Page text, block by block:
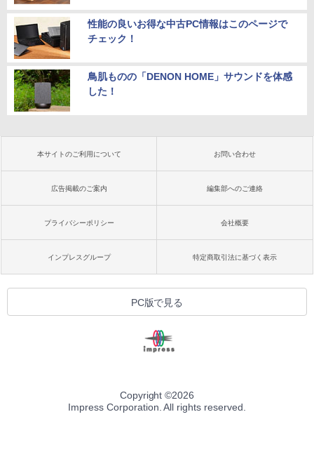
性能の良いお得な中古PC情報はこのページで
チェック！
鳥肌ものの「DENON HOME」サウンドを体感
した！
本サイトのご利用について お問い合わせ
広告掲載のご案内 編集部へのご連絡
プライバシーポリシー 会社概要
インプレスグループ 特定商取引法に基づく表示
PC版で見る
Copyright ©2026
Impress Corporation. All rights reserved.